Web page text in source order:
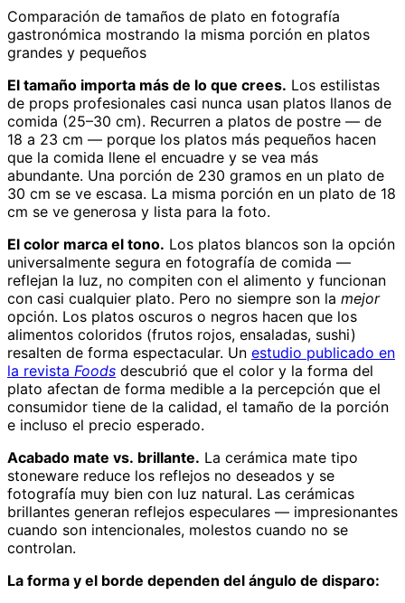
Comparación de tamaños de plato en fotografía
gastronómica mostrando la misma porción en platos
grandes y pequeños
El tamaño importa más de lo que crees. Los estilistas
de props profesionales casi nunca usan platos llanos de
comida (25–30 cm). Recurren a platos de postre — de
18 a 23 cm — porque los platos más pequeños hacen
que la comida llene el encuadre y se vea más
abundante. Una porción de 230 gramos en un plato de
30 cm se ve escasa. La misma porción en un plato de 18
cm se ve generosa y lista para la foto.
El color marca el tono. Los platos blancos son la opción
universalmente segura en fotografía de comida —
reflejan la luz, no compiten con el alimento y funcionan
con casi cualquier plato. Pero no siempre son la mejor
opción. Los platos oscuros o negros hacen que los
alimentos coloridos (frutos rojos, ensaladas, sushi)
resalten de forma espectacular. Un estudio publicado en
la revista Foods descubrió que el color y la forma del
plato afectan de forma medible a la percepción que el
consumidor tiene de la calidad, el tamaño de la porción
e incluso el precio esperado.
Acabado mate vs. brillante. La cerámica mate tipo
stoneware reduce los reflejos no deseados y se
fotografía muy bien con luz natural. Las cerámicas
brillantes generan reflejos especulares — impresionantes
cuando son intencionales, molestos cuando no se
controlan.
La forma y el borde dependen del ángulo de disparo: